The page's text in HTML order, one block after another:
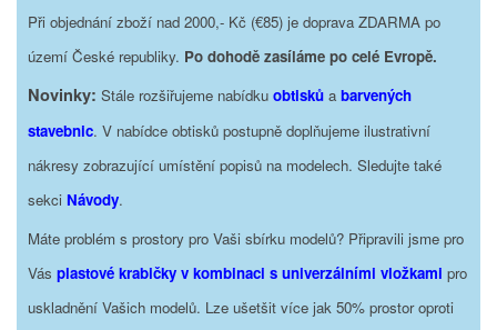
Při objednání zboží nad 2000,- Kč (€85) je doprava ZDARMA po
území České republiky. Po dohodě zasíláme po celé Evropě.
Novinky: Stále rozšiřujeme nabídku obtisků a barvených
stavebnic. V nabídce obtisků postupně doplňujeme ilustrativní
nákresy zobrazující umístění popisů na modelech. Sledujte také
sekci Návody.
Máte problém s prostory pro Vaši sbírku modelů? Připravili jsme pro
Vás plastové krabičky v kombinaci s univerzálními vložkami pro
uskladnění Vašich modelů. Lze ušetšit více jak 50% prostor oproti